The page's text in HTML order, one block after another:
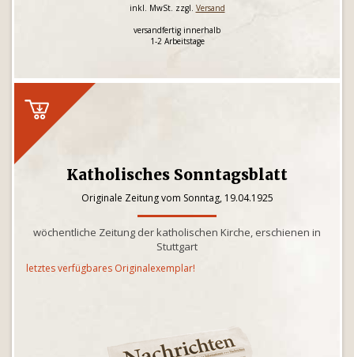
inkl. MwSt. zzgl. Versand
versandfertig innerhalb
1-2 Arbeitstage
Katholisches Sonntagsblatt
Originale Zeitung vom Sonntag, 19.04.1925
wöchentliche Zeitung der katholischen Kirche, erschienen in
Stuttgart
letztes verfügbares Originalexemplar!